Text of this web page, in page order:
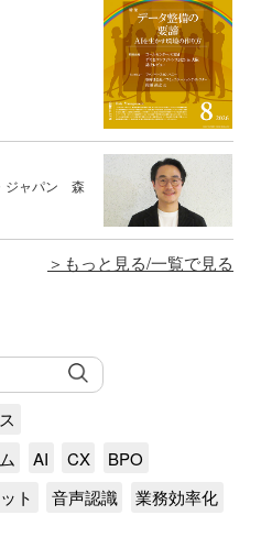
ジャパン 森
もっと見る/一覧で見る
AI CX
BPO
ト 音声認識 業務効率化